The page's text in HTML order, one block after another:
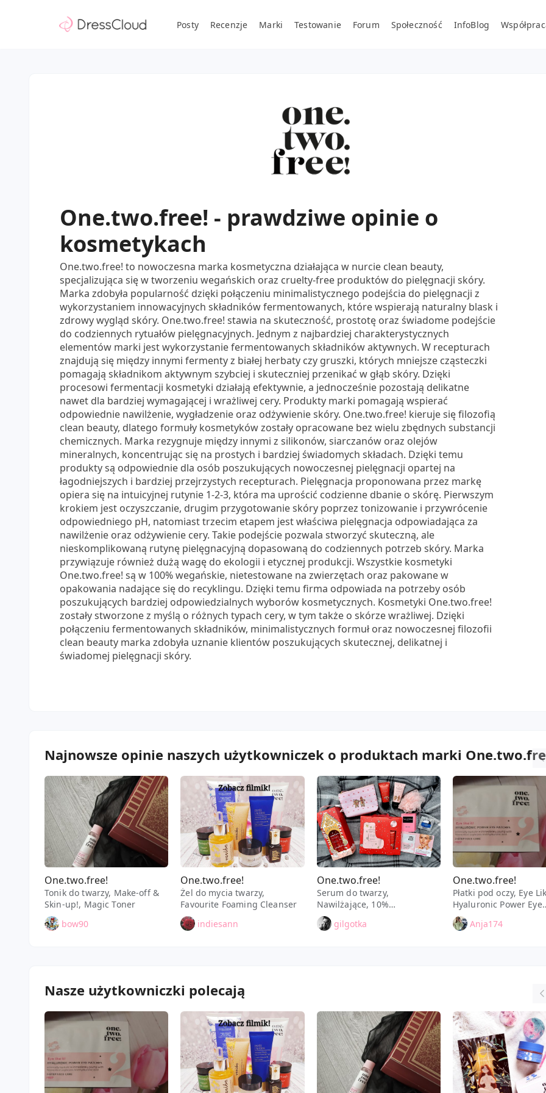
Posty Recenzje Marki Testowanie Forum Społeczność InfoBlog
One.two.free! - prawdziwe opinie o
kosmetykach
One.two.free! to nowoczesna marka kosmetyczna działająca w nurcie clean beauty,
specjalizująca się w tworzeniu wegańskich oraz cruelty-free produktów do pielęgnacji skóry.
Marka zdobyła popularność dzięki połączeniu minimalistycznego podejścia do pielęgnacji z
wykorzystaniem innowacyjnych składników fermentowanych, które wspierają naturalny blask i
zdrowy wygląd skóry. One.two.free! stawia na skuteczność, prostotę oraz świadome podejście
do codziennych rytuałów pielęgnacyjnych. Jednym z najbardziej charakterystycznych
elementów marki jest wykorzystanie fermentowanych składników aktywnych. W recepturach
znajdują się między innymi fermenty z białej herbaty czy gruszki, których mniejsze cząsteczki
pomagają składnikom aktywnym szybciej i skuteczniej przenikać w głąb skóry. Dzięki
procesowi fermentacji kosmetyki działają efektywnie, a jednocześnie pozostają delikatne
nawet dla bardziej wymagającej i wrażliwej cery. Produkty marki pomagają wspierać
odpowiednie nawilżenie, wygładzenie oraz odżywienie skóry. One.two.free! kieruje się filozofią
clean beauty, dlatego formuły kosmetyków zostały opracowane bez wielu zbędnych substancji
chemicznych. Marka rezygnuje między innymi z silikonów, siarczanów oraz olejów
mineralnych, koncentrując się na prostych i bardziej świadomych składach. Dzięki temu
produkty są odpowiednie dla osób poszukujących nowoczesnej pielęgnacji opartej na
łagodniejszych i bardziej przejrzystych recepturach. Pielęgnacja proponowana przez markę
opiera się na intuicyjnej rutynie 1-2-3, która ma uprościć codzienne dbanie o skórę. Pierwszym
krokiem jest oczyszczanie, drugim przygotowanie skóry poprzez tonizowanie i przywrócenie
odpowiedniego pH, natomiast trzecim etapem jest właściwa pielęgnacja odpowiadająca za
nawilżenie oraz odżywienie cery. Takie podejście pozwala stworzyć skuteczną, ale
nieskomplikowaną rutynę pielęgnacyjną dopasowaną do codziennych potrzeb skóry. Marka
przywiązuje również dużą wagę do ekologii i etycznej produkcji. Wszystkie kosmetyki
One.two.free! są w 100% wegańskie, nietestowane na zwierzętach oraz pakowane w
opakowania nadające się do recyklingu. Dzięki temu firma odpowiada na potrzeby osób
poszukujących bardziej odpowiedzialnych wyborów kosmetycznych. Kosmetyki One.two.free!
zostały stworzone z myślą o różnych typach cery, w tym także o skórze wrażliwej. Dzięki
połączeniu fermentowanych składników, minimalistycznych formuł oraz nowoczesnej filozofii
clean beauty marka zdobyła uznanie klientów poszukujących skutecznej, delikatnej i
świadomej pielęgnacji skóry.
Najnowsze opinie naszych użytkowniczek o produktach marki
One.two.free!
Tonik do twarzy, Make-off &
Skin-up!, Magic Toner
bow90
One.two.free!
Żel do mycia twarzy,
Favourite Foaming Cleanser
indiesann
One.two.free!
Serum do twarzy,
Nawilżające, 10%
Niacinamide Perfecting
Serumgilgotka
One.two.free!
Płatki pod oczy, Eye
Hyaluronic Power Eye
Patches, Nawilżające
Anja174
Nasze użytkowniczki polecają